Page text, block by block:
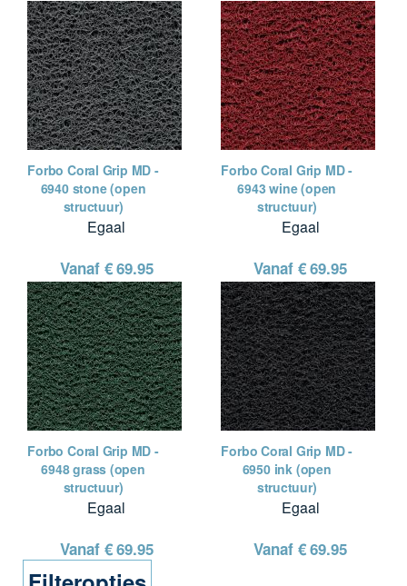
Forbo Coral Grip MD -
6940 stone (open
structuur)
Egaal
Vanaf €69.95
Forbo Coral Grip MD -
6943 wine (open
structuur)
Egaal
Vanaf €69.95
Forbo Coral Grip MD -
6948 grass (open
structuur)
Egaal
Vanaf €69.95
Forbo Coral Grip MD -
6950 ink (open
structuur)
Egaal
Vanaf €69.95